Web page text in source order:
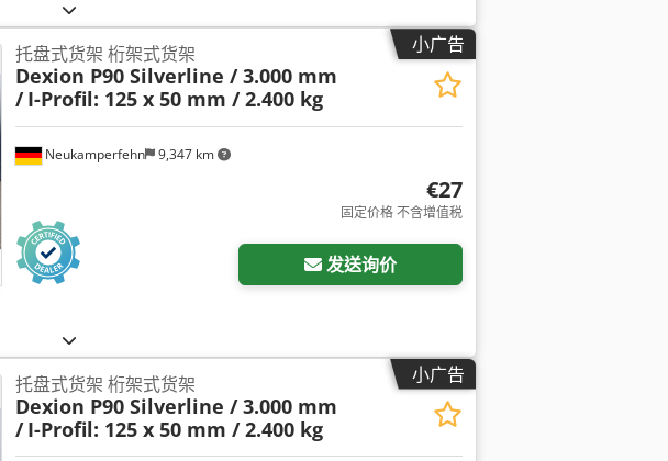
小广告
Neukamperfehn 9,347 km
托盘式货架 桁架式货架
Dexion P90 Silverline / 3.000 mm
/ I-Profil: 125 x 50 mm / 2.400 kg
€27
固定价格 不含增值税
发送询价
小广告
托盘式货架 桁架式货架
Dexion P90 Silverline / 3.000 mm
/ I-Profil: 125 x 50 mm / 2.400 kg